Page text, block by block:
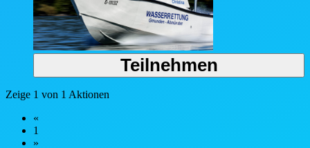
Teilnehmen
Zeige 1 von 1 Aktionen
«
1
»